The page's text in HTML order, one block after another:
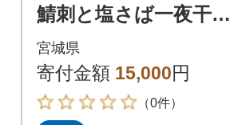
鯖刺と塩さば一夜干し
セット】CAS冷凍・
養殖
宮城県
寄付金額 15,000円
（0件）